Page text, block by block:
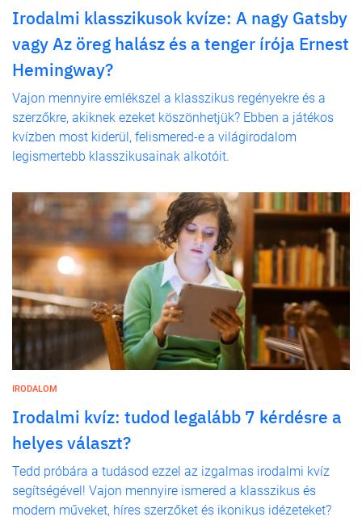
Irodalmi klasszikusok kvíze: A nagy Gatsby
vagy Az öreg halász és a tenger írója Ernest
Hemingway?
Vajon mennyire emlékszel a klasszikus regényekre és a
szerzőkre, akiknek ezeket köszönhetjük? Ebben a játékos
kvízben most kiderül, felismered-e a világirodalom
legismertebb klasszikusainak alkotóit.
IRODALOM
Irodalmi kvíz: tudod legalább 7 kérdésre a
helyes választ?
Tedd próbára a tudásod ezzel az izgalmas irodalmi kvíz
segítségével! Vajon mennyire ismered a klasszikus és
modern műveket, híres szerzőket és ikonikus idézeteket?